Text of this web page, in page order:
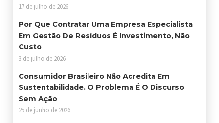
17 de julho de 2026
Por Que Contratar Uma Empresa Especialista
Em Gestão De Resíduos É Investimento, Não
Custo
3 de julho de 2026
Consumidor Brasileiro Não Acredita Em
Sustentabilidade. O Problema É O Discurso
Sem Ação
25 de junho de 2026